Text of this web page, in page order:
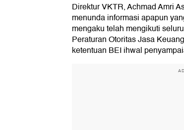
Direktur VKTR, Achmad Amri
menunda informasi apapun
mengaku telah mengikuti
Peraturan Otoritas Jasa
ketentuan BEI ihwal